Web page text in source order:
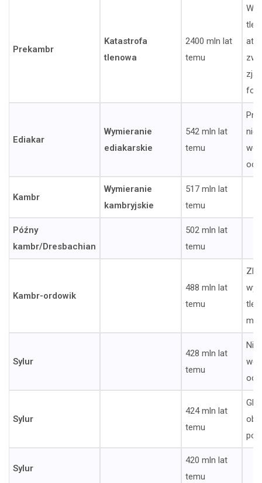
Prekambr
Katastrofa
tlenowa
2400 mln lat
temu
Ediakar
Wymieranie
ediakarskie
542 mln lat
temu
wód
Kambr
Wymieranie
kambryjskie
517 mln lat
temu
Późny
kambr/Dresbachian
502 mln lat
temu
Kambr-ordowik
488 mln lat
temu
Sylur
428 mln lat
temu
wód
Sylur
424 mln lat
temu
Sylur
420 mln lat
temu